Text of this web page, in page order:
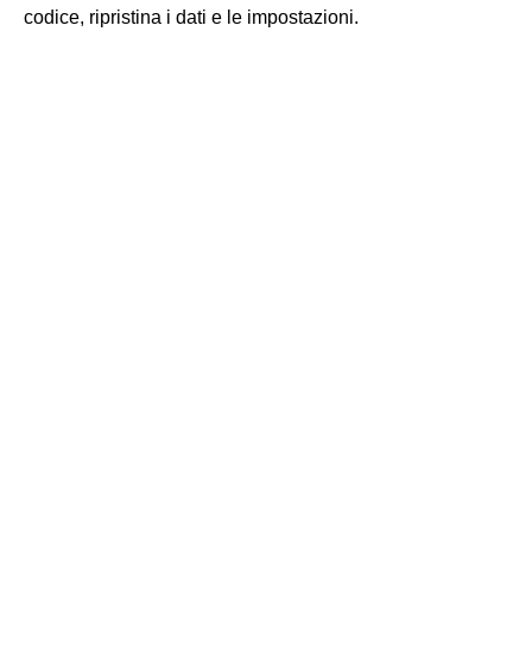
codice, ripristina i dati e le impostazioni.